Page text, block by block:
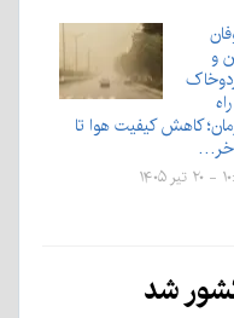
و
کاهش کیفیت هوا تا
۱۴۰۵
شد